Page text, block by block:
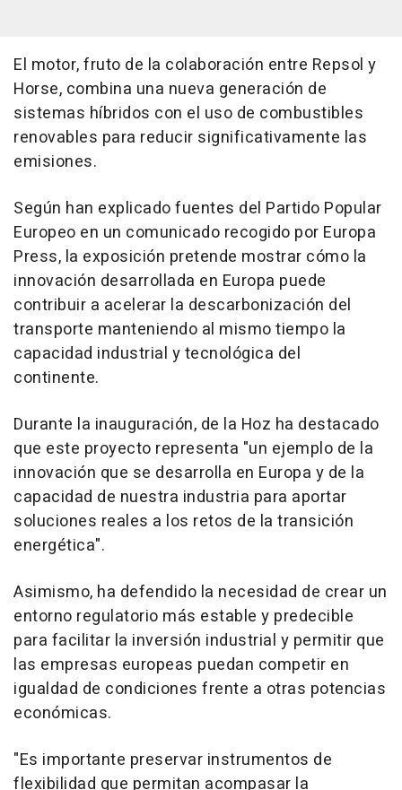
El motor, fruto de la colaboración entre Repsol y
Horse, combina una nueva generación de
sistemas híbridos con el uso de combustibles
renovables para reducir significativamente las
emisiones.
Según han explicado fuentes del Partido Popular
Europeo en un comunicado recogido por Europa
Press, la exposición pretende mostrar cómo la
innovación desarrollada en Europa puede
contribuir a acelerar la descarbonización del
transporte manteniendo al mismo tiempo la
capacidad industrial y tecnológica del
continente.
Durante la inauguración, de la Hoz ha destacado
que este proyecto representa "un ejemplo de la
innovación que se desarrolla en Europa y de la
capacidad de nuestra industria para aportar
soluciones reales a los retos de la transición
energética".
Asimismo, ha defendido la necesidad de crear un
entorno regulatorio más estable y predecible
para facilitar la inversión industrial y permitir que
las empresas europeas puedan competir en
igualdad de condiciones frente a otras potencias
económicas.
"Es importante preservar instrumentos de
flexibilidad que permitan acompasar la